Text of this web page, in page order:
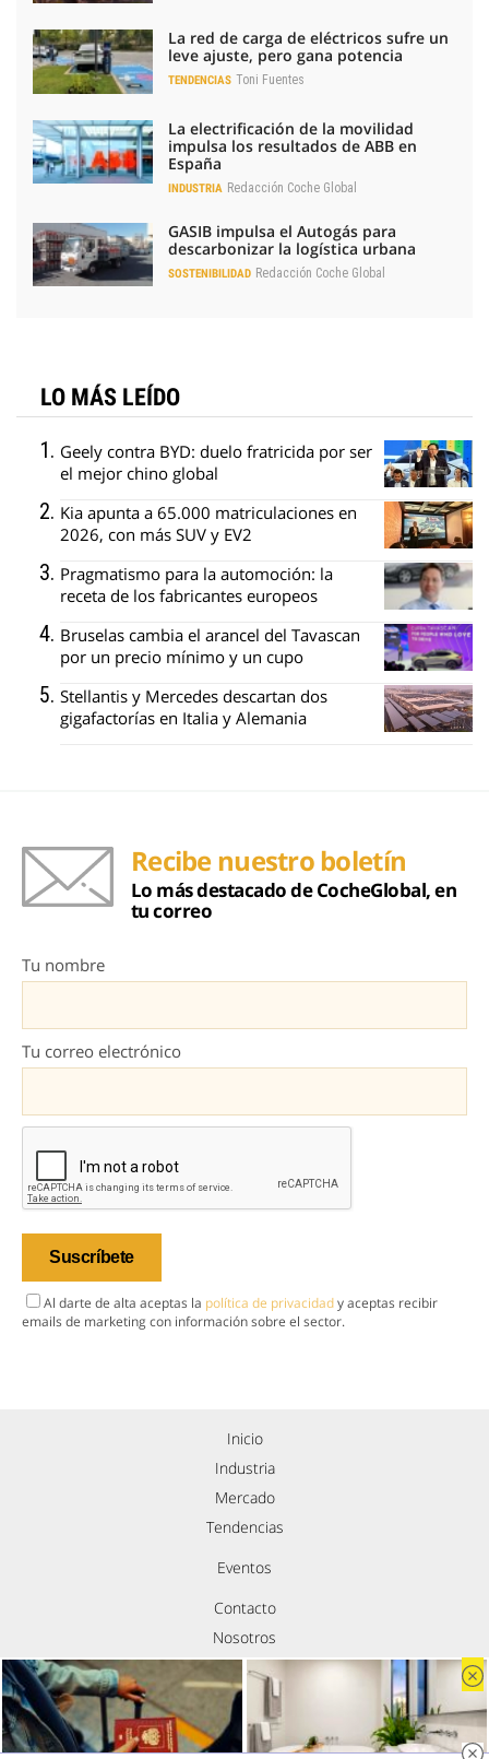
La red de carga de eléctricos sufre un
leve ajuste, pero gana potencia
TENDENCIAS Toni Fuentes
La electrificación de la movilidad
impulsa los resultados de ABB en
España
INDUSTRIA Redacción Coche Global
GASIB impulsa el Autogás para
descarbonizar la logística urbana
SOSTENIBILIDAD Redacción Coche Global
LO MÁS LEÍDO
Geely contra BYD: duelo fratricida por ser
el mejor chino global
Kia apunta a 65.000 matriculaciones en
2026, con más SUV y EV2
Pragmatismo para la automoción: la
receta de los fabricantes europeos
Bruselas cambia el arancel del Tavascan
por un precio mínimo y un cupo
Stellantis y Mercedes descartan dos
gigafactorías en Italia y Alemania
Recibe nuestro boletín
Lo más destacado de CocheGlobal, en
tu correo
Tu nombre
Tu correo electrónico
Al darte de alta aceptas la política de privacidady aceptas recibir
emails de marketing con información sobre el sector.
Inicio
Industria
Mercado
Tendencias
Eventos
Contacto
Nosotros
Política de privacidad
Aviso legal
Política de cookies